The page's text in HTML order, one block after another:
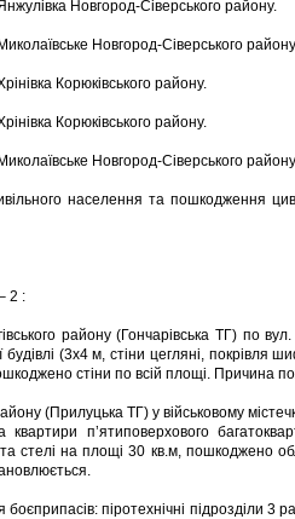
Новгород-Сіверського району.
Новгород-Сіверського
Корюківського району.
Корюківського району.
Новгород-Сіверського
населення та пошкодження
2 :
району (Гончарівська ТГ) по
(3х4 м, стіни цегляні, покрівля
стіни по всій площі. Причина
(Прилуцька ТГ) у військовому
п’ятиповерхового
стелі на площі 30 кв.м, пошкоджено
піротехнічні підрозділи 3